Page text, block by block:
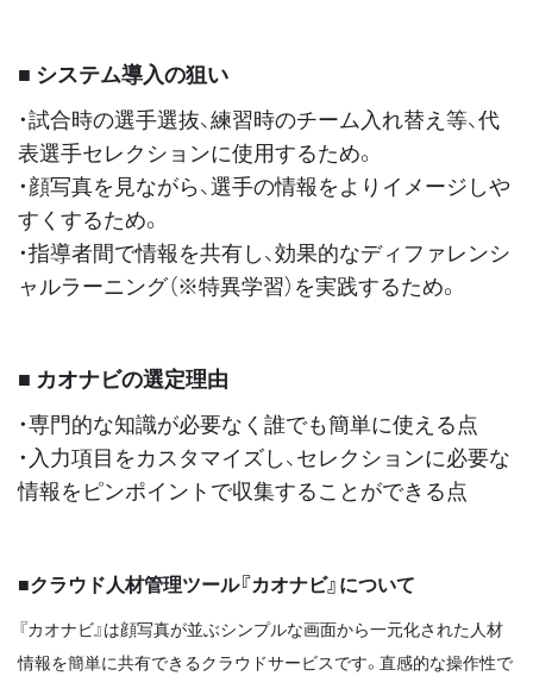
■ システム導入の狙い
・試合時の選手選抜、練習時のチーム入れ替え等、代
表選手セレクションに使用するため。
・顔写真を見ながら、選手の情報をよりイメージしや
すくするため。
・指導者間で情報を共有し、効果的なディファレンシ
ャルラーニング（※特異学習）を実践するため。
■ カオナビの選定理由
・専門的な知識が必要なく誰でも簡単に使える点
・入力項目をカスタマイズし、セレクションに必要な
情報をピンポイントで収集することができる点
■クラウド人材管理ツール『カオナビ』について
『カオナビ』は顔写真が並ぶシンプルな画面から一元化された人材
情報を簡単に共有できるクラウドサービスです。直感的な操作性で